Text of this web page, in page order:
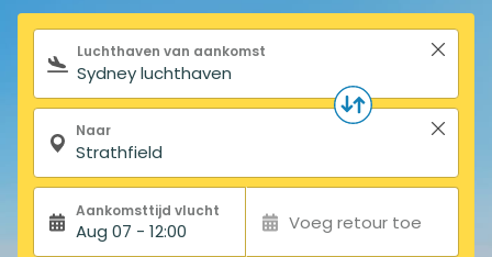
Zoekformulier
Luchthaven van aankomst
Naar
Aankomsttijd vlucht
Aug 07 - 12:00 Voeg retour toe